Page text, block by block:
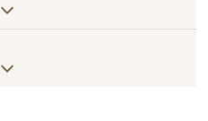
腺自体を取り除きますの
ん。ご安心ください。注射